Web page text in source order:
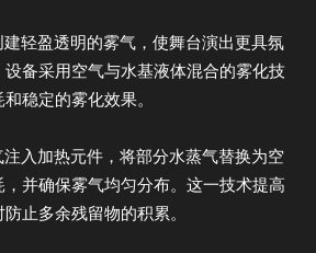
轻盈透明的雾气，使舞台演出更具氛
设备采用空气与水基液体混合的雾化技
和稳定的雾化效果。
入加热元件，将部分水蒸气替换为空
并确保雾气均匀分布。这一技术提高
止多余残留物的积累。